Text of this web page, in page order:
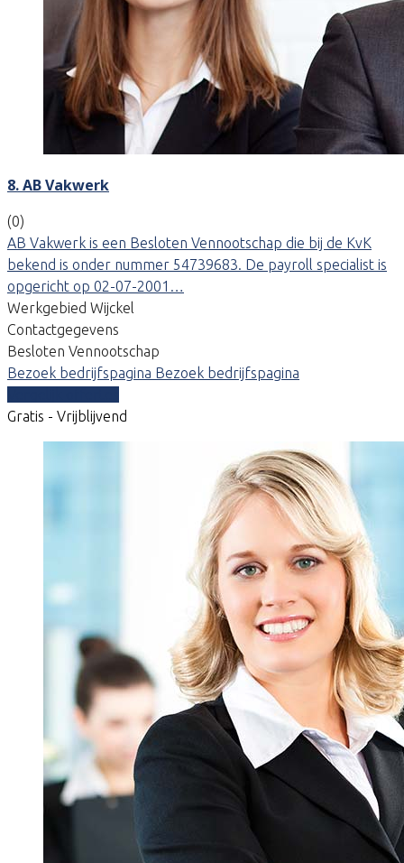
8. AB Vakwerk
(0)
AB Vakwerk is een Besloten Vennootschap die bij de KvK
bekend is onder nummer 54739683. De payroll specialist is
opgericht op 02-07-2001…
Werkgebied Wijckel
Contactgegevens
Besloten Vennootschap
Bezoek bedrijfspagina Bezoek bedrijfspagina
Gratis - Vrijblijvend